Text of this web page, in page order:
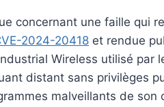
concernant une faille qui
2024-20418 et rendue
Wireless utilisé par
distant sans privilèges
malveillants de son